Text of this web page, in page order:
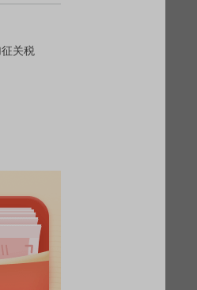
关税